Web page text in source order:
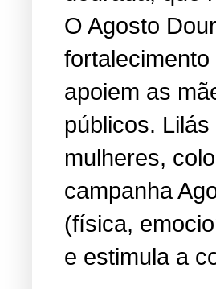
O Agosto
apoiem as
públicos.
mulheres,
campanha
(física,
e estimula a